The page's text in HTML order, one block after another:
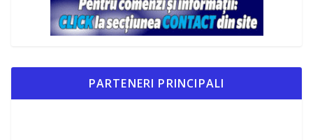
PARTENERI PRINCIPALI